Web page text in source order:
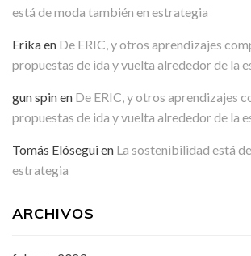
está de moda también en estrategia
Erikaen De ERIC, y otros aprendizajes
propuestas de ida y vuelta alrededor de la
gun spinen De ERIC, y otros aprendizajes
propuestas de ida y vuelta alrededor de la
Tomás Elóseguien La sostenibilidad está
estrategia
ARCHIVOS